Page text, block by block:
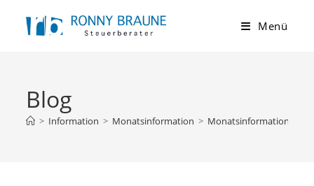
Menü
Blog
> Information > Monatsinformation > Monatsinformation Juli